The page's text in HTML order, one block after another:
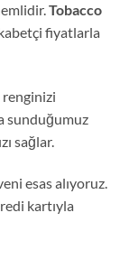
Tobacco
fiyatlarla
sunduğumuz
sağlar.
esas alıyoruz.
kartıyla